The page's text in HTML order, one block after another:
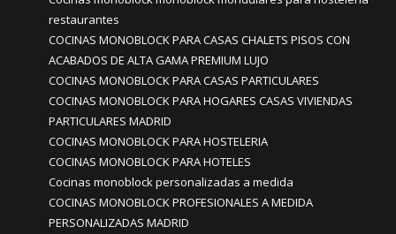
restaurantes
COCINAS MONOBLOCK PARA CASAS CHALETS PISOS CON
ACABADOS DE ALTA GAMA PREMIUM LUJO
COCINAS MONOBLOCK PARA CASAS PARTICULARES
COCINAS MONOBLOCK PARA HOGARES CASAS VIVIENDAS
PARTICULARES MADRID
COCINAS MONOBLOCK PARA HOSTELERIA
COCINAS MONOBLOCK PARA HOTELES
Cocinas monoblock personalizadas a medida
COCINAS MONOBLOCK PROFESIONALES A MEDIDA
PERSONALIZADAS MADRID